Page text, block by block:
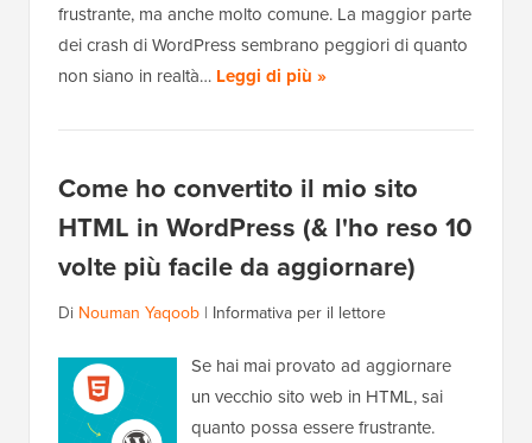
frustrante, ma anche molto comune. La maggior parte
dei crash di WordPress sembrano peggiori di quanto
non siano in realtà… Leggi di più »
Come ho convertito il mio sito
HTML in WordPress (& l'ho reso 10
volte più facile da aggiornare)
Di Nouman Yaqoob | Informativa per il lettore
Se hai mai provato ad aggiornare
un vecchio sito web in HTML, sai
quanto possa essere frustrante.